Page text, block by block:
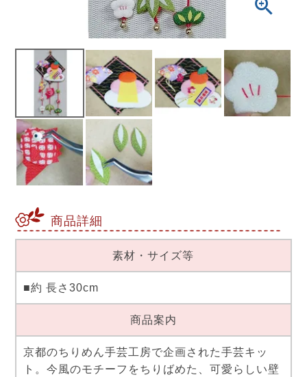
商品詳細
素材・サイズ等
■約 長さ30cm
商品案内
京都のちりめん手芸工房で企画された手芸キッ
ト。今風のモチーフをちりばめた、可愛らしい壁